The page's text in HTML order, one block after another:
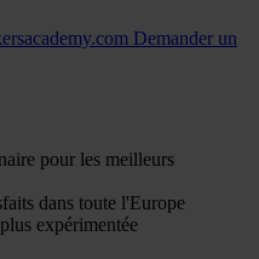
Demander un
pour les meilleurs
dans toute l'Europe
expérimentée